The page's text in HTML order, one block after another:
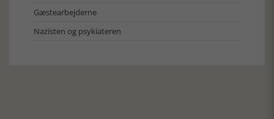
Gæstearbejderne
Nazisten og psykiateren